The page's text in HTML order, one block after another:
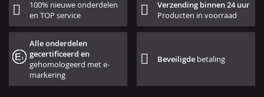
100% nieuwe onderdelen
en TOP service
Verzending binnen 24 uur
Producten in voorraad
Alle onderdelen
gecertificeerd en
gehomologeerd met e-
markering
Beveiligde betaling